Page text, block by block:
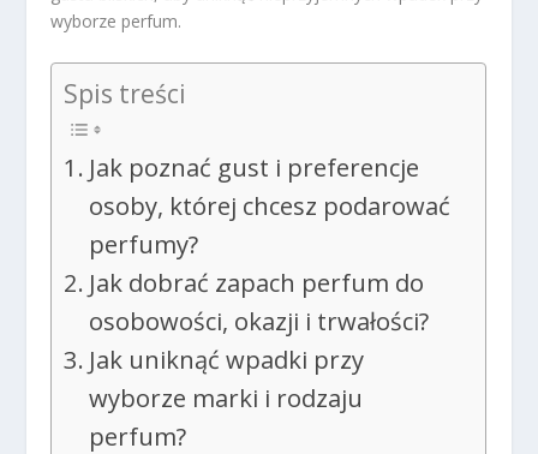
wyborze perfum.
Spis treści
Jak poznać gust i preferencje
osoby, której chcesz podarować
perfumy?
Jak dobrać zapach perfum do
osobowości, okazji i trwałości?
Jak uniknąć wpadki przy
wyborze marki i rodzaju
perfum?